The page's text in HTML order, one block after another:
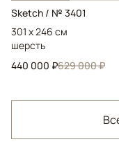
Sketch / № 3401
301 x 246 см
шерсть
440 000 ₽629 000 ₽